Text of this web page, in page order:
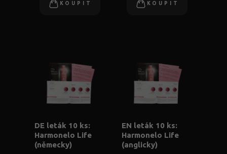
KOUPIT KOUPIT
DE leták 10 ks:
Harmonelo Life
(německy)
EN leták 10 ks:
Harmonelo Life
(anglicky)